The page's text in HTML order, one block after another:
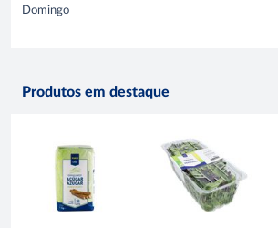
Domingo
Produtos em destaque